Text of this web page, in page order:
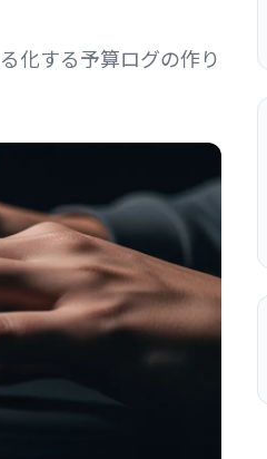
化する予算ログの作り